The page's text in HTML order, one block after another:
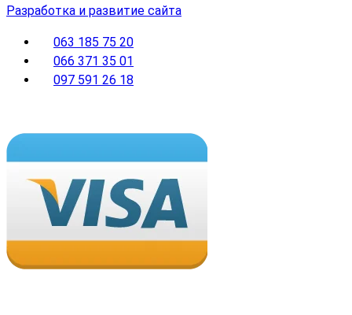
Разработка и развитие сайта
063 185 75 20
066 371 35 01
097 591 26 18